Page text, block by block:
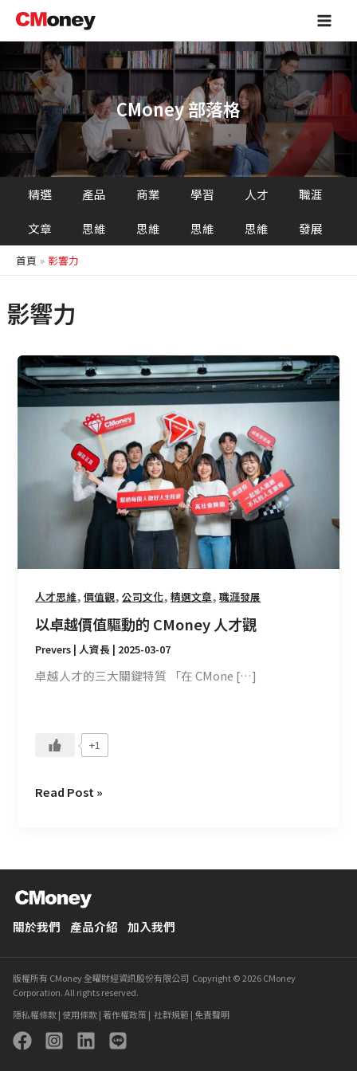
主
容
Main
CMoney 部落格
精選
文章
產品
思維
商業
思維
學習
思維
人才
思維
職涯
發展
首頁 影響力
影響力
人才思維,價值觀,公司文化,精選文章,職涯發展
以卓越價值驅動的 CMoney 人才觀
Prevers | 人資長 | 2025-03-07
卓越人才的三大關鍵特質 「在 CMone […]
+1
以
卓
越
動
CMoney
觀
Read Post »
關於我們 產品介紹 加入我們
版權所有 CMoney 全曜財經資訊股份有限公司 Copyright © 2026 CMoney
Corporation. All rights reserved.
隱私權條款|使用條款| 著作權政策| 社群規範 | 免責聲明